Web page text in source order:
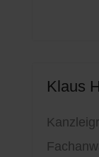
Klaus